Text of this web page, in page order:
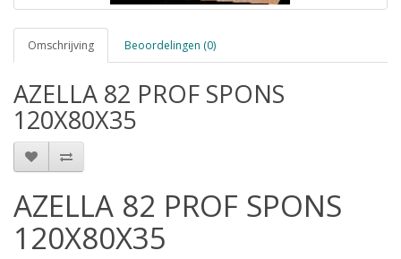
Omschrijving Beoordelingen (0)
AZELLA 82 PROF SPONS
120X80X35
AZELLA 82 PROF SPONS
120X80X35